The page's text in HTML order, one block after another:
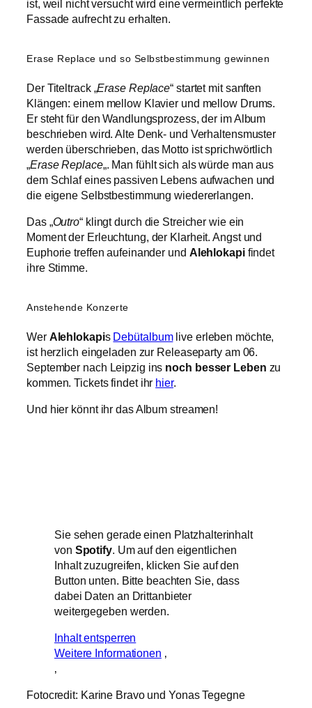
ist, weil nicht versucht wird eine vermeintlich perfekte
Fassade aufrecht zu erhalten.
Erase Replace und so Selbstbestimmung gewinnen
Der Titeltrack „Erase Replace“ startet mit sanften
Klängen: einem mellow Klavier und mellow Drums.
Er steht für den Wandlungsprozess, der im Album
beschrieben wird. Alte Denk- und Verhaltensmuster
werden überschrieben, das Motto ist sprichwörtlich
„Erase Replace„. Man fühlt sich als würde man aus
dem Schlaf eines passiven Lebens aufwachen und
die eigene Selbstbestimmung wiedererlangen.
Das „Outro“ klingt durch die Streicher wie ein
Moment der Erleuchtung, der Klarheit. Angst und
Euphorie treffen aufeinander und Alehlokapifindet
ihre Stimme.
Anstehende Konzerte
Wer Alehlokapis Debütalbumlive erleben möchte,
ist herzlich eingeladen zur Releaseparty am 06.
September nach Leipzig ins noch besser Leben zu
kommen. Tickets findet ihr hier.
Und hier könnt ihr das Album streamen!
Sie sehen gerade einen Platzhalterinhalt
von Spotify. Um auf den eigentlichen
Inhalt zuzugreifen, klicken Sie auf den
Button unten. Bitte beachten Sie, dass
dabei Daten an Drittanbieter
weitergegeben werden.
Inhalt entsperren
Weitere Informationen ‚
‚
Fotocredit: Karine Bravo und Yonas Tegegne